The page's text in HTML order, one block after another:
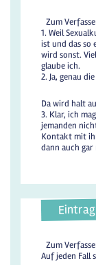
Zum
1. Weil
ist und das so
wird sonst.
glaube ich.
2. Ja, genau
Da wird halt
3. Klar, ich
jemanden
Kontakt mit
dann auch
Zum
Auf jeden Fall